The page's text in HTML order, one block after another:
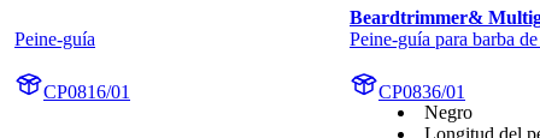
Peine-guía
CP0816/01
Beardtrimmer&
Peine-guía para barba de
CP0836/01
Negro